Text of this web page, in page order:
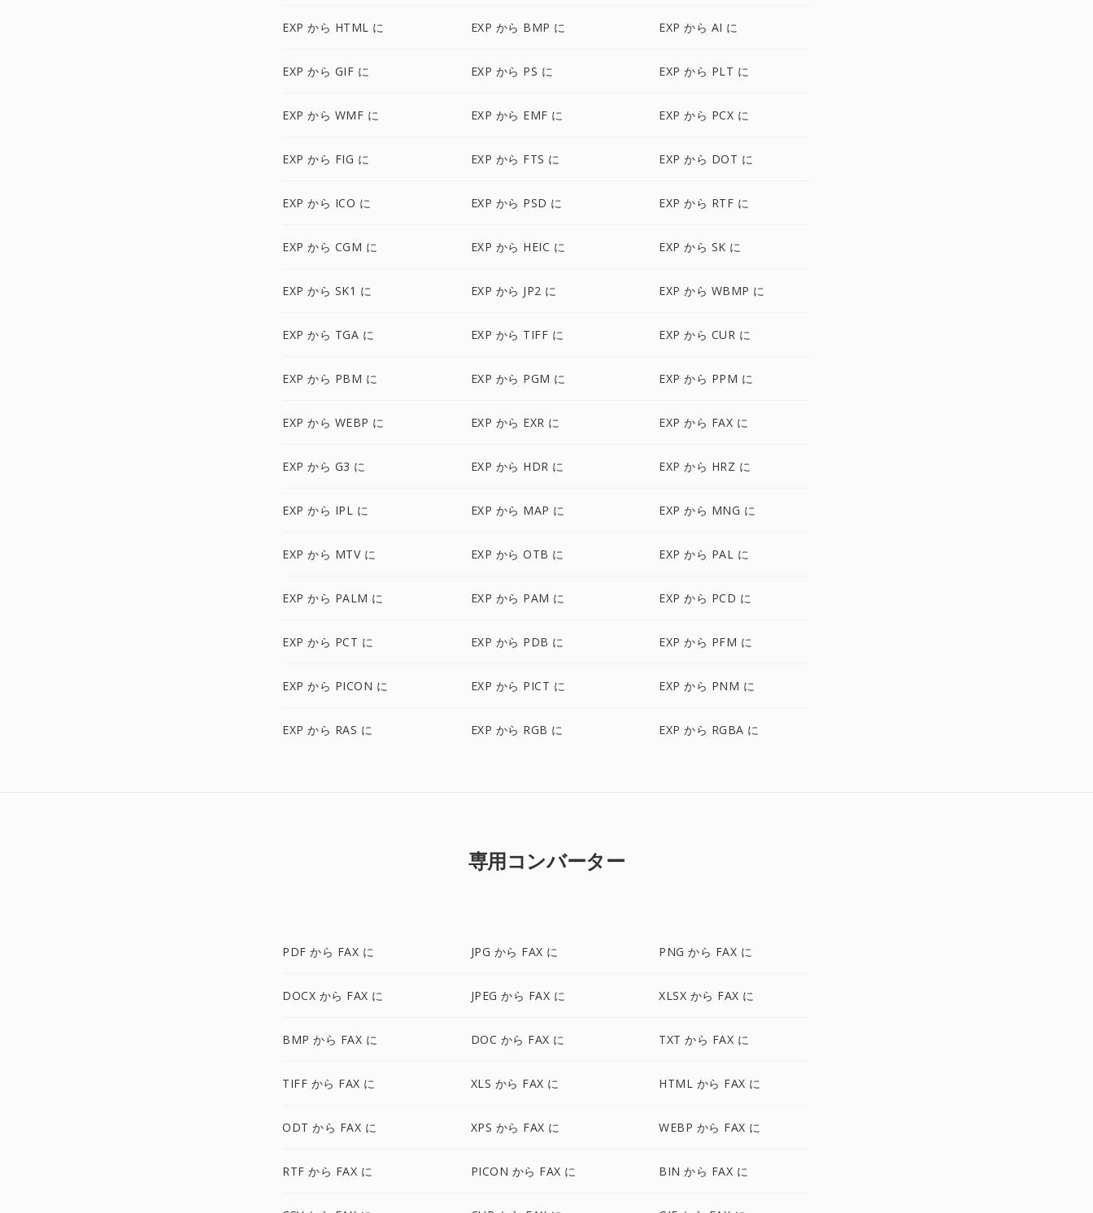
EXP から HTML に EXP から BMP に EXP から AI に
EXP から GIF に EXP から PS に EXP から PLT に
EXP から WMF に EXP から EMF に EXP から PCX に
EXP から FIG に EXP から FTS に EXP から DOT に
EXP から ICO に EXP から PSD に EXP から RTF に
EXP から CGM に EXP から HEIC に EXP から SK に
EXP から SK1 に EXP から JP2 に EXP から WBMP に
EXP から TGA に EXP から TIFF に EXP から CUR に
EXP から PBM に EXP から PGM に EXP から PPM に
EXP から WEBP に EXP から EXR に EXP から FAX に
EXP から G3 に EXP から HDR に EXP から HRZ に
EXP から IPL に EXP から MAP に EXP から MNG に
EXP から MTV に EXP から OTB に EXP から PAL に
EXP から PALM に EXP から PAM に EXP から PCD に
EXP から PCT に EXP から PDB に EXP から PFM に
EXP から PICON に EXP から PICT に EXP から PNM に
EXP から RAS に EXP から RGB に EXP から RGBA に
専用コンバーター
PDF から FAX に JPG から FAX に PNG から FAX に
DOCX から FAX に JPEG から FAX に XLSX から FAX に
BMP から FAX に DOC から FAX に TXT から FAX に
TIFF から FAX に XLS から FAX に HTML から FAX に
ODT から FAX に XPS から FAX に WEBP から FAX に
RTF から FAX に PICON から FAX に BIN から FAX に